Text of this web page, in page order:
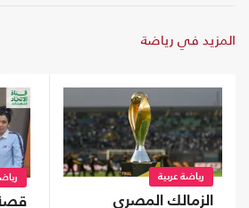
المزيد في رياضة
رياضة عربية
الزمالك المصري